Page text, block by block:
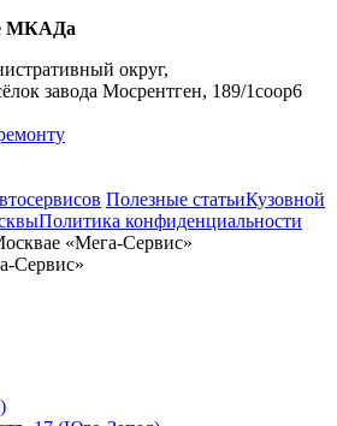
МКАДа
округ,
завода Мосрентген, 189/1соор6
Полезные статьиКузовной
Политика конфиденциальности
Сервис»